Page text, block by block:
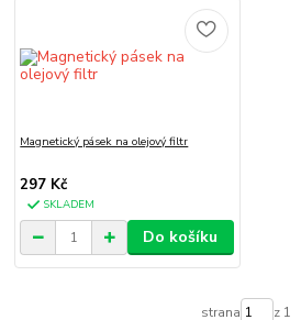
Magnetický pásek na olejový filtr
297 Kč
SKLADEM
Do košíku
strana z 1